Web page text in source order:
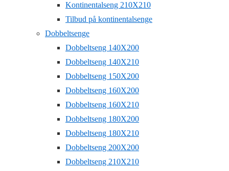
Kontinentalseng 210X210
Tilbud på kontinentalsenge
Dobbeltsenge
Dobbeltseng 140X200
Dobbeltseng 140X210
Dobbeltseng 150X200
Dobbeltseng 160X200
Dobbeltseng 160X210
Dobbeltseng 180X200
Dobbeltseng 180X210
Dobbeltseng 200X200
Dobbeltseng 210X210